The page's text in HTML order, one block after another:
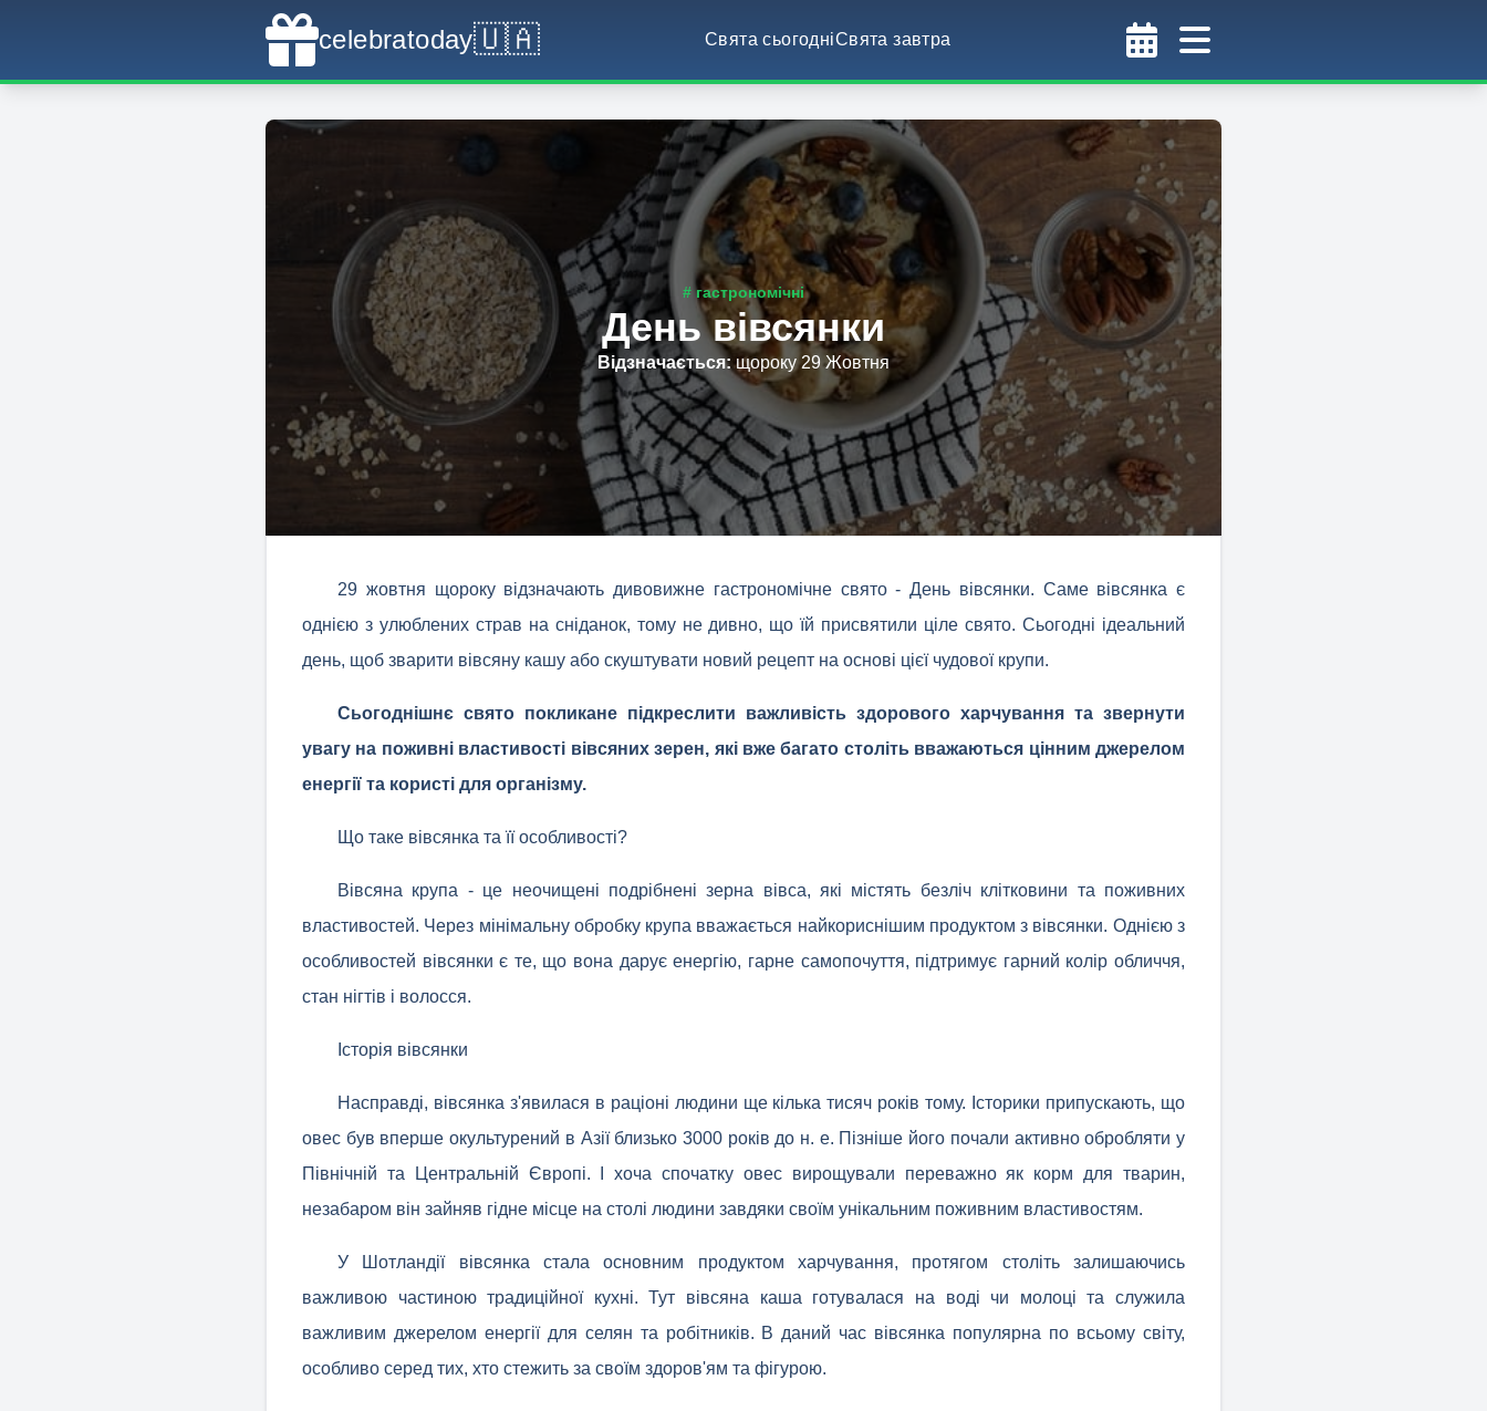
celebratoday🇺🇦 Свята сьогодніСвята завтра
# гастрономічні
День вівсянки
Відзначається:щороку 29 Жовтня
29 жовтня щороку відзначають дивовижне гастрономічне свято - День вівсянки. Саме вівсянка є
однією з улюблених страв на сніданок, тому не дивно, що їй присвятили ціле свято. Сьогодні ідеальний
день, щоб зварити вівсяну кашу або скуштувати новий рецепт на основі цієї чудової крупи.
Сьогоднішнє свято покликане підкреслити важливість здорового харчування та звернути
увагу на поживні властивості вівсяних зерен, які вже багато століть вважаються цінним джерелом
енергії та користі для організму.
Що таке вівсянка та її особливості?
Вівсяна крупа - це неочищені подрібнені зерна вівса, які містять безліч клітковини та поживних
властивостей. Через мінімальну обробку крупа вважається найкориснішим продуктом з вівсянки. Однією з
особливостей вівсянки є те, що вона дарує енергію, гарне самопочуття, підтримує гарний колір обличчя,
стан нігтів і волосся.
Історія вівсянки
Насправді, вівсянка з'явилася в раціоні людини ще кілька тисяч років тому. Історики припускають, що
овес був вперше окультурений в Азії близько 3000 років до н. е. Пізніше його почали активно обробляти у
Північній та Центральній Європі. І хоча спочатку овес вирощували переважно як корм для тварин,
незабаром він зайняв гідне місце на столі людини завдяки своїм унікальним поживним властивостям.
У Шотландії вівсянка стала основним продуктом харчування, протягом століть залишаючись
важливою частиною традиційної кухні. Тут вівсяна каша готувалася на воді чи молоці та служила
важливим джерелом енергії для селян та робітників. В даний час вівсянка популярна по всьому світу,
особливо серед тих, хто стежить за своїм здоров'ям та фігурою.